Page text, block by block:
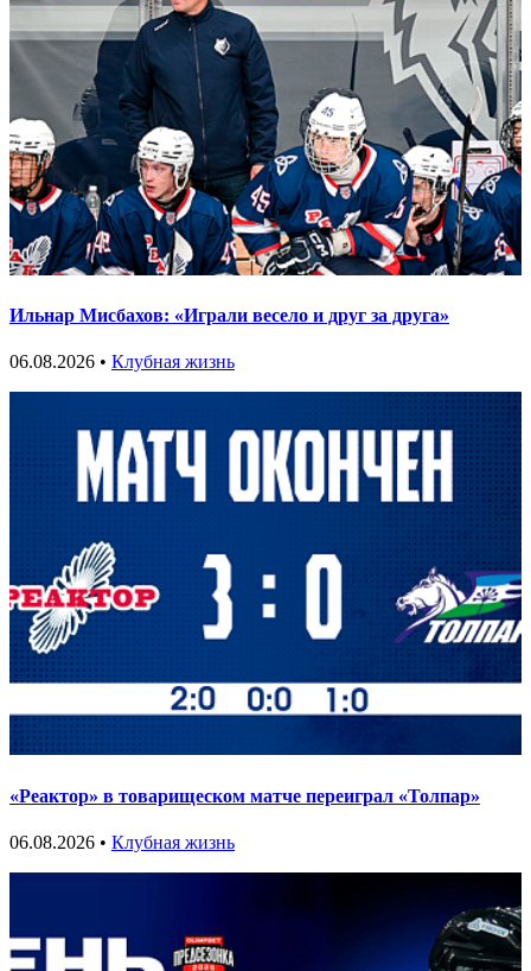
Ильнар Мисбахов: «Играли весело и друг за друга»
06.08.2026 • Клубная жизнь
«Реактор» в товарищеском матче переиграл «Толпар»
06.08.2026 • Клубная жизнь